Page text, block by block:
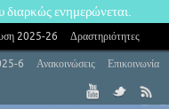
διαρκώς ενημερώνεται.
2025-26
Δραστηριότητες
6 Ανακοινώσεις Επικοινωνία